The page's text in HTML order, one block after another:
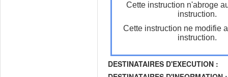
Cette instruction n'abroge
instruction.
Cette instruction ne modifie
instruction.
DESTINATAIRES D'EXECUTION :